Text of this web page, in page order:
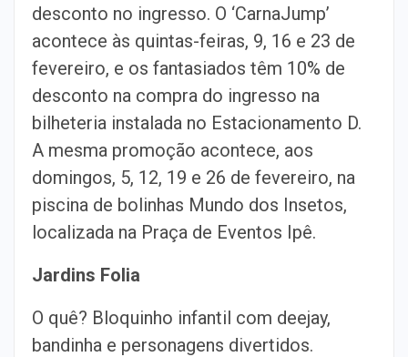
desconto no ingresso. O ‘CarnaJump’
acontece às quintas-feiras, 9, 16 e 23 de
fevereiro, e os fantasiados têm 10% de
desconto na compra do ingresso na
bilheteria instalada no Estacionamento D.
A mesma promoção acontece, aos
domingos, 5, 12, 19 e 26 de fevereiro, na
piscina de bolinhas Mundo dos Insetos,
localizada na Praça de Eventos Ipê.
Jardins Folia
O quê? Bloquinho infantil com deejay,
bandinha e personagens divertidos.